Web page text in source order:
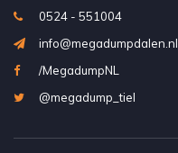
0524 - 551004
info@megadumpdalen.nl
/MegadumpNL
@megadump_tiel